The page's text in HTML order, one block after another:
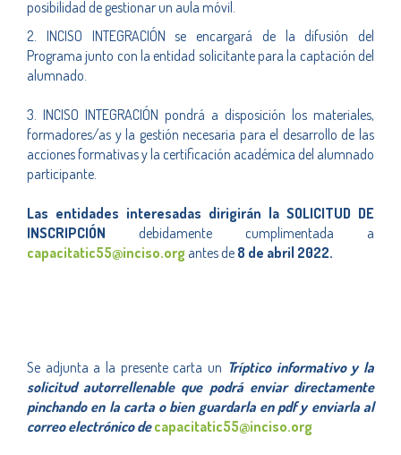
posibilidad de gestionar un aula móvil.
2.
INCISO INTEGRACIÓN se encargará de la difusión del
Programa junto con la entidad solicitante para la captación del
alumnado.
3. INCISO INTEGRACIÓN pondrá a disposición los materiales,
formadores/as y la gestión necesaria para el desarrollo de las
acciones formativas y la certificación académica del alumnado
participante.
Las entidades interesadas dirigirán la SOLICITUD DE
INSCRIPCIÓN debidamente cumplimentada a
capacitatic55@inciso.org antes de 8 de abril 2022.
Se adjunta a la presente carta un Tríptico informativo y la
solicitud autorrellenable que podrá enviar directamente
pinchando en la carta o bien guardarla en pdf y enviarla al
correo electrónico decapacitatic55@inciso.org